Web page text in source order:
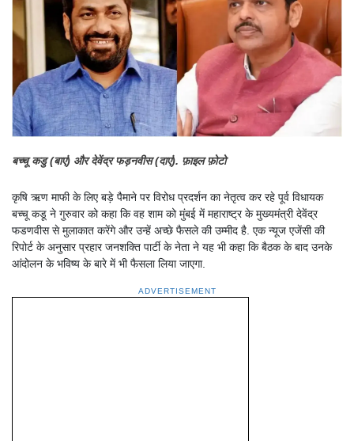
बच्चू कडु (बाएं) और देवेंद्र फड़नवीस (दाएं). फ़ाइल फ़ोटो
कृषि ऋण माफी के लिए बड़े पैमाने पर विरोध प्रदर्शन का नेतृत्व कर रहे पूर्व विधायक
बच्चू कडू ने गुरुवार को कहा कि वह शाम को मुंबई में महाराष्ट्र के मुख्यमंत्री देवेंद्र
फडणवीस से मुलाकात करेंगे और उन्हें अच्छे फैसले की उम्मीद है. एक न्यूज एजेंसी की
रिपोर्ट के अनुसार प्रहार जनशक्ति पार्टी के नेता ने यह भी कहा कि बैठक के बाद उनके
आंदोलन के भविष्य के बारे में भी फैसला लिया जाएगा.
ADVERTISEMENT